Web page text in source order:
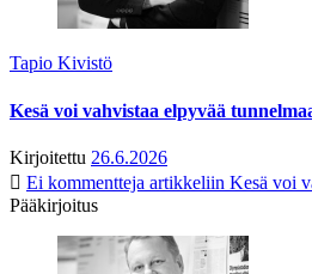
Tapio Kivistö
Kesä voi vahvistaa elpyvää
Kirjoitettu 26.6.2026
Ei kommentteja artikkeliin Kesä voi
Pääkirjoitus